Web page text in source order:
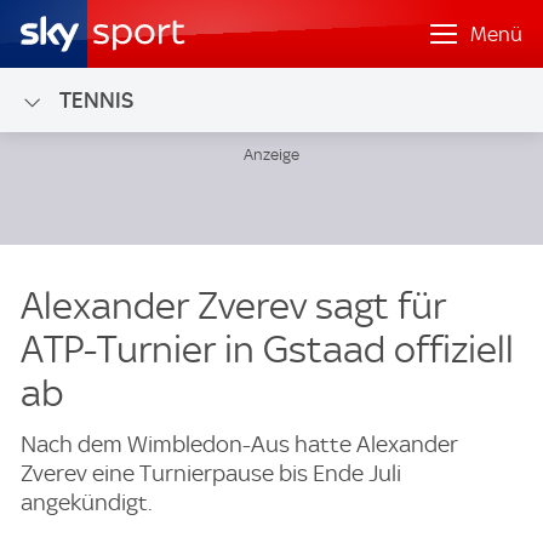
Menü
TENNIS
Alexander Zverev sagt für
ATP-Turnier in Gstaad offiziell
ab
Nach dem Wimbledon-Aus hatte Alexander
Zverev eine Turnierpause bis Ende Juli
angekündigt.